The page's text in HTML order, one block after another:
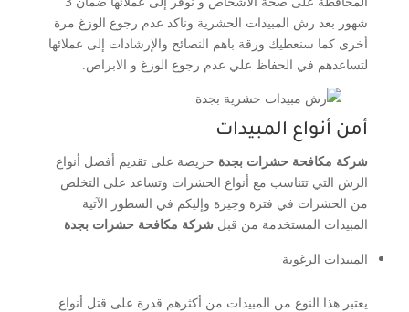
شهور بعد رش المبيدات الحشرية وناكد عدم رجوع الوزغ مرة
أخرى كما سنعطيك ورقة باهم النصائح والإرشادات إلى عملائها
لتساعدهم في الحفاظ علي عدم رجوع الوزغ و الابراص.
أمن أنواع المبيدات
شركة مكافحة حشرات بجدة حريصة على تقديم أفضل أنواع
الرش التي تتناسب مع أنواع الحشرات وتساعد على التخلص
من الحشرات في فترة وجيزة وإليكم في السطور الآتية
المبيدات المستخدمة من قبل شركة مكافحة حشرات بجدة
المبيدات الرغوية
يعتبر هذا النوع من المبيدات من أكثرهم قدرة على قتل أنواع